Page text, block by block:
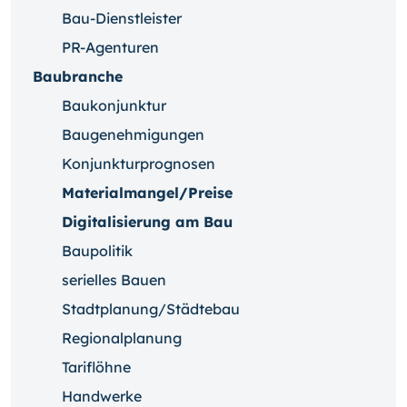
Bau-Dienstleister
PR-Agenturen
Baubranche
Baukonjunktur
Baugenehmigungen
Konjunkturprognosen
Materialmangel/Preise
Digitalisierung am Bau
Baupolitik
serielles Bauen
Stadtplanung/Städtebau
Regionalplanung
Tariflöhne
Handwerke